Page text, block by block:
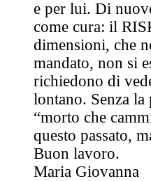
e per lui. Di
come cura: il
dimensioni, che
mandato, non si
richiedono di
lontano. Senza la
“morto che
questo passato,
Buon lavoro.
Maria Giovanna